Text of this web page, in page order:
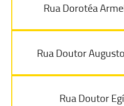
Rua Dorotéa
Rua Doutor
Rua Doutor